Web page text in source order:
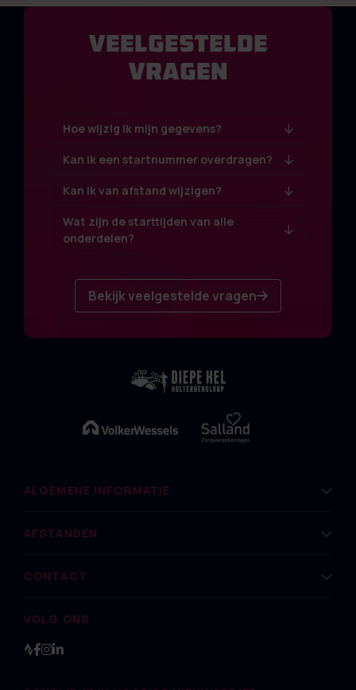
Veelgestelde
vragen
Hoe wijzig ik mijn gegevens?
Kan ik een startnummer overdragen?
Kan ik van afstand wijzigen?
Wat zijn de starttijden van alle
onderdelen?
Bekijk veelgestelde vragen
ALGEMENE INFORMATIE
AFSTANDEN
CONTACT
VOLG ONS